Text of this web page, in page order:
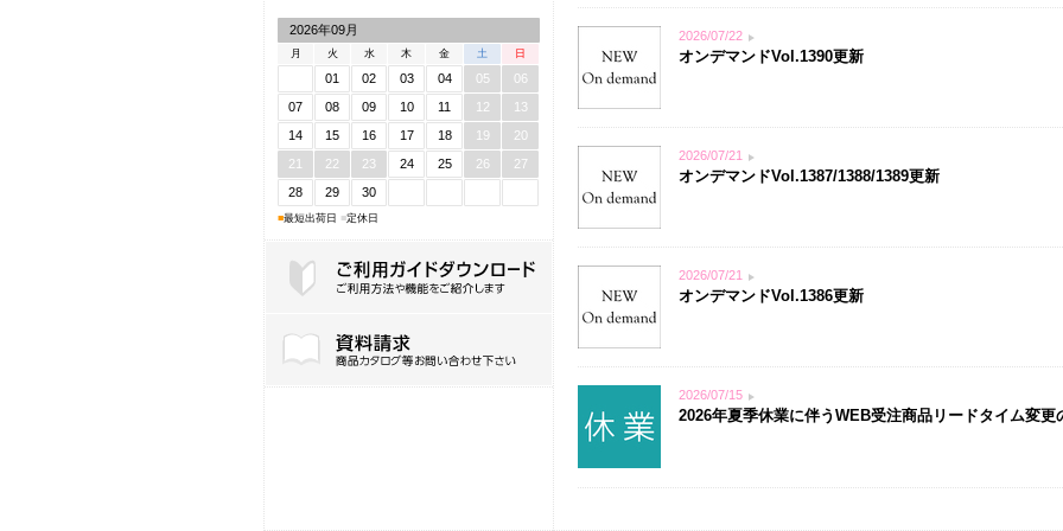
2026年09月
月 火 水 木 金 土 日
01 02 03 04 05
06
07
08 09 10 11 12
13
14
15 16 17 18 19
20
21
22 23 24 25 26
27
28
29 30
■最短出荷日 ■定休日
2026/07/22
オンデマンドVol.1390更新
2026/07/21
オンデマンドVol.1387/1388/1389更新
2026/07/21
オンデマンドVol.1386更新
2026/07/15
2026年夏季休業に伴うWEB受注商品リードタイム変更